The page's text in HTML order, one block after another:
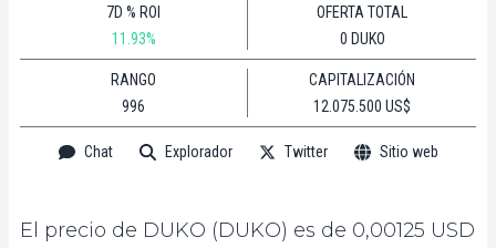
7D % ROI
11.93%
OFERTA TOTAL
0 DUKO
RANGO
996
CAPITALIZACIÓN
12.075.500 US$
Chat Explorador Twitter Sitio web
El precio de DUKO (DUKO) es de 0,00125 USD